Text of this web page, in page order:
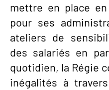
mettre en place
pour ses
ateliers de
des salariés en
quotidien, la Régie
inégalités à